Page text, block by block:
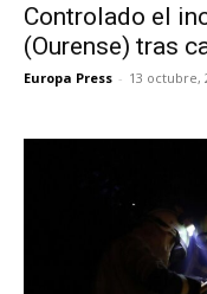
Controlado el
(Ourense) tras
Europa Press - 13 octubre,